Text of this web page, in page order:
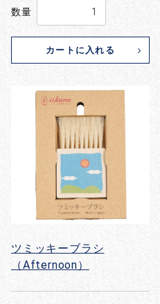
数量
カートに入れる
ツミッキーブラシ
（Afternoon）